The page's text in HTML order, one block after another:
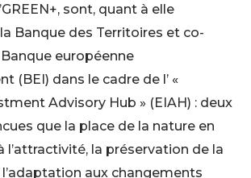
sont, quant à elle
Banque des Territoires et co-
européenne
(BEI) dans le cadre de l’ «
Advisory Hub » (EIAH) : deux
que la place de la nature en
l’attractivité, la préservation de la
aux changements